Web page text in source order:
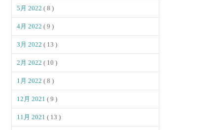
5月 2022( 8 )
4月 2022( 9 )
3月 2022( 13 )
2月 2022( 10 )
1月 2022( 8 )
12月 2021( 9 )
11月 2021( 13 )